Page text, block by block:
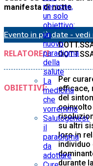
persone,
un solo
obiettivo:
un
nuovo
paradigma
della
salute
La
medicina
che
vorremmo
Salutogenesi:
il
paradigma
da
adottare
manifesta di notte
Evento in più date -
RELATORE/I:
OBIETTIVI:
Per
efficace,
del
coinvolto
su altri
loro in
individuo
durante